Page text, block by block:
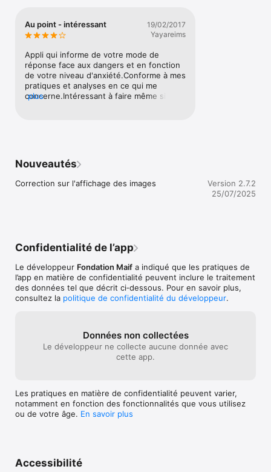
résultats et les conseils qui vous seront donnés en utilisant
Casse-cou sont limités et seul un professionnel, médecin ou
résultats à ce test n'auront aucune validité si vous ne le
réalisez pas sérieusement ou si vous le réalisez dans un
environnement bruyant ou distrayant.
Au point - intéressant
19/02/2017
Yayareims
Appli qui informe de votre mode de
réponse face aux dangers et en fonction
de votre niveau d'anxiété.Conforme à mes
pratiques et analyses en ce qui me
concerne.Intéressant à faire même si
plus
Nouveautés
Correction sur l'affichage des images
Version 2.7.2
25/07/2025
Confidentialité de l’app
Le développeur Fondation Maif a indiqué que les pratiques de
l’app en matière de confidentialité peuvent inclure le traitement
des données tel que décrit ci‑dessous. Pour en savoir plus,
consultez la politique de confidentialité du développeur.
Données non collectées
Le développeur ne collecte aucune donnée avec
cette app.
Les pratiques en matière de confidentialité peuvent varier,
notamment en fonction des fonctionnalités que vous utilisez
ou de votre âge. En savoir plus
Accessibilité